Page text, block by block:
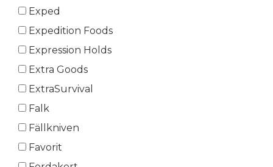
Exped
Expedition Foods
Expression Holds
Extra Goods
ExtraSurvival
Falk
Fällkniven
Favorit